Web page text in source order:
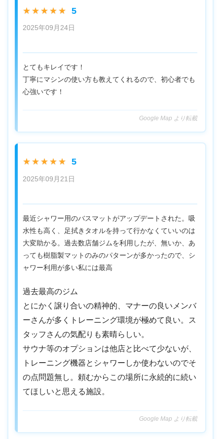
★★★★★ 5
2025年09月24日
とてもキレイです！
丁寧にマシンの使い方も教えてくれるので、初心者でも
心強いです！
Google Map より転載
★★★★★ 5
2025年09月21日
最近シャワー用のバスマットがアップデートされた。吸
水性も高く、足拭きタオルを持って行かなくていいのは
大変助かる。過去数店舗ジムを利用したが、無いか、あ
っても樹脂製マットのみのパターンが多かったので、シ
ャワー利用が多い私には最高
過去最高のジム
とにかく譲り合いの精神的、マナーの良いメンバ
ーさんが多くトレーニング環境が極めて良い。ス
タッフさんの気配りも素晴らしい。
サウナ等のオプションは他店と比べて少ないが、
トレーニング機器とシャワーしか使わないのでそ
の点問題無し。頼むからこの場所に永続的に続い
てほしいと思える施設。
Google Map より転載